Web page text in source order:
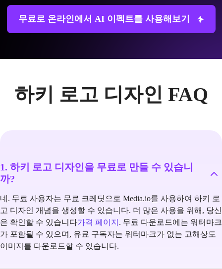
무료로 온라인에서 AI 이펙트를 사용해보기
하키 로고 디자인 FAQ
1. 하키 로고 디자인을 무료로 만들 수 있습니
까?
네. 무료 사용자는 무료 크레딧으로 Media.io를 사용하여 하키 로
고 디자인 개념을 생성할 수 있습니다. 더 많은 사용을 위해, 당신
은 확인할 수 있습니다가격 페이지 . 무료 다운로드에는 워터마크
가 포함될 수 있으며, 유료 구독자는 워터마크가 없는 고해상도
이미지를 다운로드할 수 있습니다.